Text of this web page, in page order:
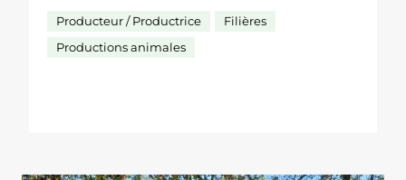
Producteur / Productrice
Filières
Productions animales